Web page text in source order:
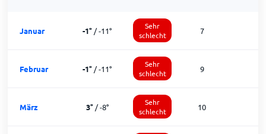
Januar -1° /-11°
Sehr
schlecht
7
Februar -1° /-11°
Sehr
schlecht
9
März 3°/-8°
Sehr
schlecht
10